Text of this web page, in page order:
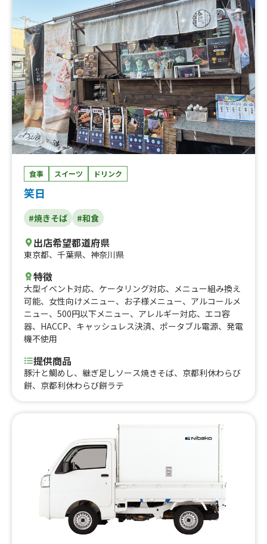
食事 スイーツ ドリンク
笑日
#焼きそば #和食
出店希望都道府県
東京都、 千葉県、 神奈川県
特徴
大型イベント対応、 ケータリング対応、
メニュー組み換え
可能、 女性向けメニュー、 お子様メニュー、 アルコールメ
ニュー、 500円以下メニュー、 アレルギー対応、 エコ容
器、 HACCP、 キャッシュレス決済、 ポータブル電源、 発電
機不使用
提供商品
豚汁と鯛めし、継ぎ足しソース焼きそば、京都利休わらび
餅、京都利休わらび餅ラテ